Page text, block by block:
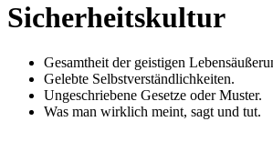
Sicherheitskultur
Gesamtheit der geistigen
Gelebte Selbstverständlichkeiten.
Ungeschriebene Gesetze oder Muster.
Was man wirklich meint, sagt und tut.